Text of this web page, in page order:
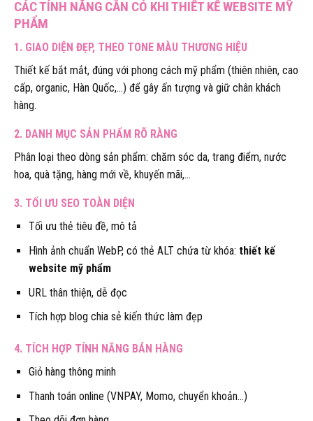
CÁC TÍNH NĂNG CẦN CÓ KHI THIẾT KẾ WEBSITE MỸ
PHẨM
1. GIAO DIỆN ĐẸP, THEO TONE MÀU THƯƠNG HIỆU
Thiết kế bắt mắt, đúng với phong cách mỹ phẩm (thiên nhiên, cao
cấp, organic, Hàn Quốc,…) để gây ấn tượng và giữ chân khách
hàng.
2. DANH MỤC SẢN PHẨM RÕ RÀNG
Phân loại theo dòng sản phẩm: chăm sóc da, trang điểm, nước
hoa, quà tặng, hàng mới về, khuyến mãi,…
3. TỐI ƯU SEO TOÀN DIỆN
Tối ưu thẻ tiêu đề, mô tả
Hình ảnh chuẩn WebP, có thẻ ALT chứa từ khóa: thiết kế
website mỹ phẩm
URL thân thiện, dễ đọc
Tích hợp blog chia sẻ kiến thức làm đẹp
4. TÍCH HỢP TÍNH NĂNG BÁN HÀNG
Giỏ hàng thông minh
Thanh toán online (VNPAY, Momo, chuyển khoản…)